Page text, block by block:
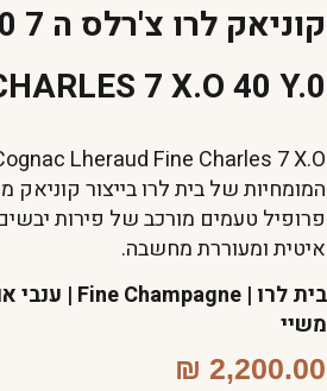
קוניאק לרו צ'רלס ה 7 40 שנים
7 X.O 40 Y.0
המומחיות של בית לרו בייצור קוניאק
פרופיל טעמים מורכב של פירות
איטית ומעוררת מחשבה.
משיי
2,200.00 ₪